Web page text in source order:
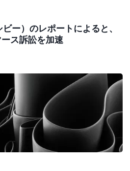
ー）のレポートによると、
ス訴訟を加速